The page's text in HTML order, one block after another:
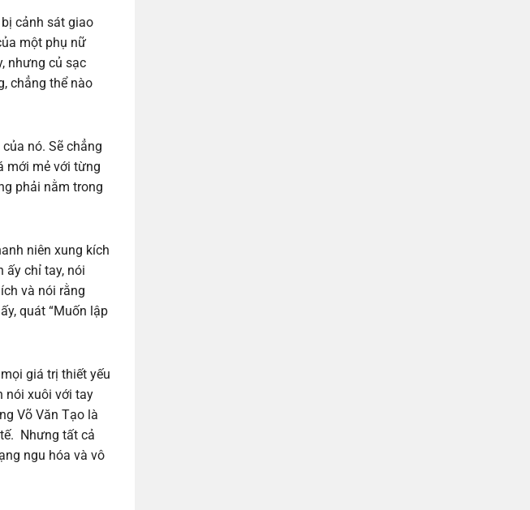
cảnh sát giao
một phụ nữ
nhưng củ sạc
chẳng thể nào
nó. Sẽ chẳng
mới mẻ với từng
phải nằm trong
niên xung kích
ấy chỉ tay, nói
và nói rằng
quát “Muốn lập
giá trị thiết yếu
nói xuôi với tay
Võ Văn Tạo là
Nhưng tất cả
ngu hóa và vô